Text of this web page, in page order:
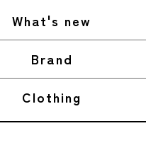
What's new
Brand
Clothing